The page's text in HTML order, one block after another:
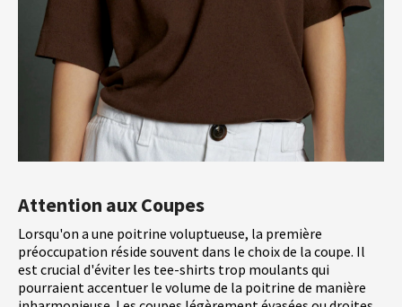
Attention aux Coupes
Lorsqu'on a une poitrine voluptueuse, la première
préoccupation réside souvent dans le choix de la coupe. Il
est crucial d'éviter les tee-shirts trop moulants qui
pourraient accentuer le volume de la poitrine de manière